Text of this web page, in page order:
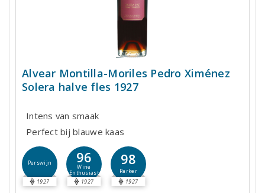
Alvear Montilla-Moriles Pedro Ximénez
Solera halve fles 1927
Intens van smaak
Perfect bij blauwe kaas
Perswijn
1927
96
Wine
Enthusiast
1927
98
Parker
1927